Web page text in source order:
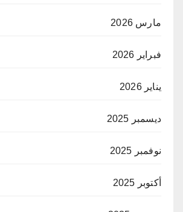
مارس 2026
فبراير 2026
يناير 2026
ديسمبر 2025
نوفمبر 2025
أكتوبر 2025